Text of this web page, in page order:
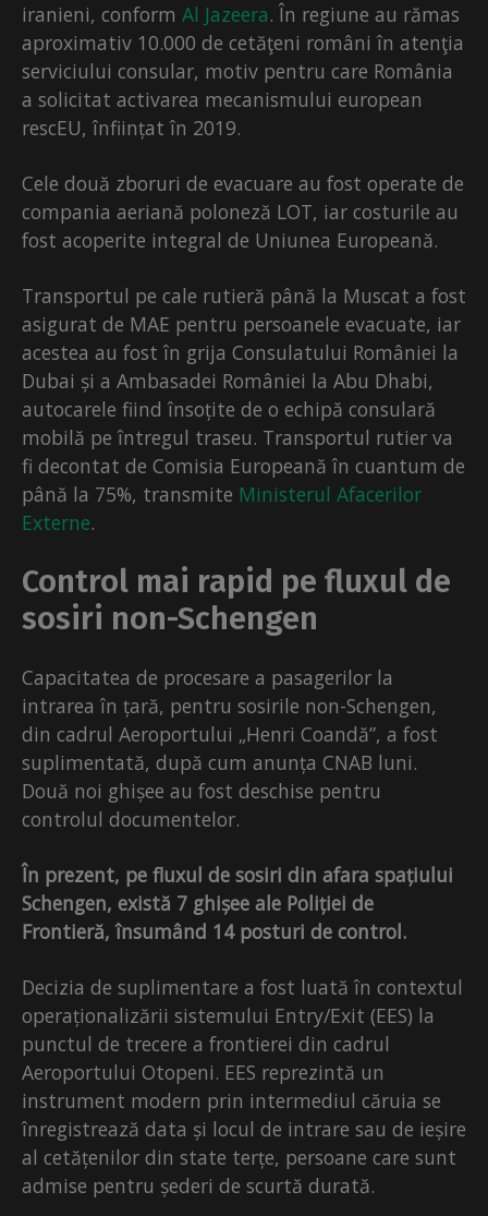
iranieni, conform Al Jazeera. În regiune au rămas
aproximativ 10.000 de cetăţeni români în atenţia
serviciului consular, motiv pentru care România
a solicitat activarea mecanismului european
rescEU, înființat în 2019.
Cele două zboruri de evacuare au fost operate de
compania aeriană poloneză LOT, iar costurile au
fost acoperite integral de Uniunea Europeană.
Transportul pe cale rutieră până la Muscat a fost
asigurat de MAE pentru persoanele evacuate, iar
acestea au fost în grija Consulatului României la
Dubai și a Ambasadei României la Abu Dhabi,
autocarele fiind însoțite de o echipă consulară
mobilă pe întregul traseu. Transportul rutier va
fi decontat de Comisia Europeană în cuantum de
până la 75%, transmite Ministerul Afacerilor
Externe.
Control mai rapid pe fluxul de
sosiri non-Schengen
Capacitatea de procesare a pasagerilor la
intrarea în țară, pentru sosirile non-Schengen,
din cadrul Aeroportului „Henri Coandă”, a fost
suplimentată, după cum anunța CNAB luni.
Două noi ghișee au fost deschise pentru
controlul documentelor.
În prezent, pe fluxul de sosiri din afara spațiului
Schengen, există 7 ghișee ale Poliției de
Frontieră, însumând 14 posturi de control.
Decizia de suplimentare a fost luată în contextul
operaționalizării sistemului Entry/Exit (EES) la
punctul de trecere a frontierei din cadrul
Aeroportului Otopeni. EES reprezintă un
instrument modern prin intermediul căruia se
înregistrează data și locul de intrare sau de ieșire
al cetățenilor din state terțe, persoane care sunt
admise pentru șederi de scurtă durată.